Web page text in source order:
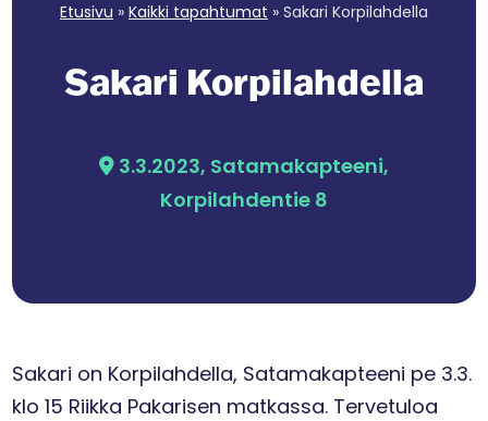
Etusivu » Kaikki tapahtumat » Sakari Korpilahdella
Sakari Korpilahdella
3.3.2023, Satamakapteeni,
Korpilahdentie 8
Sakari on Korpilahdella, Satamakapteeni pe 3.3.
klo 15 Riikka Pakarisen matkassa. Tervetuloa